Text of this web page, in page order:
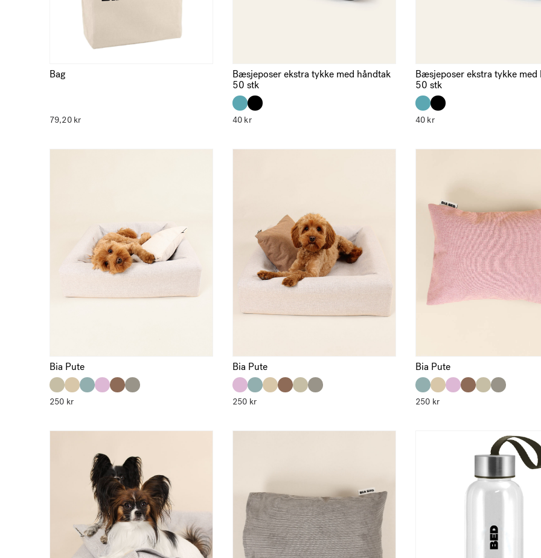
Bag
79,20 kr
Bæsjeposer ekstra tykke med håndtak
50 stk
40 kr
Bæsjeposer ekstra tykke med
50 stk
40 kr
Bia Pute
250 kr
Bia Pute
250 kr
Bia Pute
250 kr